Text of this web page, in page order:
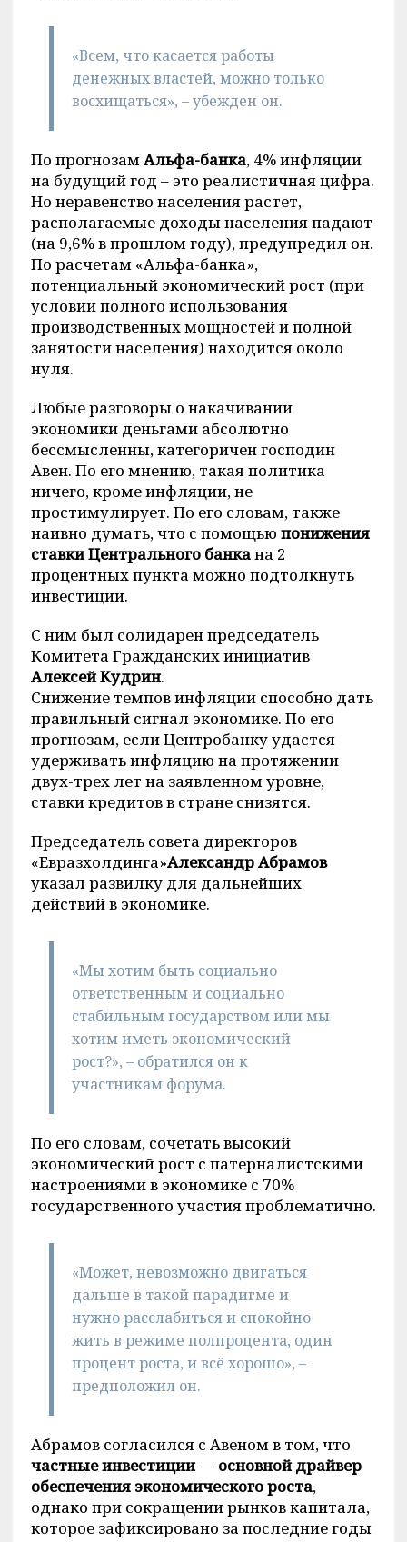
«Всем, что касается работы
денежных властей, можно только
восхищаться», – убежден он.
По прогнозамАльфа-банка, 4% инфляции
на будущий год – это реалистичная цифра.
Но неравенство населения растет,
располагаемые доходы населения падают
(на 9,6% в прошлом году), предупредил он.
По расчетам «Альфа-банка»,
потенциальный экономический рост (при
условии полного использования
производственных мощностей и полной
занятости населения) находится около
нуля.
Любые разговоры о накачивании
экономики деньгами абсолютно
бессмысленны, категоричен господин
Авен. По его мнению, такая политика
ничего, кроме инфляции, не
простимулирует. По его словам, также
наивно думать, что с помощью понижения
ставки Центрального банкана 2
процентных пункта можно подтолкнуть
инвестиции.
С ним был солидарен председатель
Комитета Гражданских инициатив
Алексей Кудрин.
Снижение темпов инфляции способно дать
правильный сигнал экономике. По его
прогнозам, если Центробанку удастся
удерживать инфляцию на протяжении
двух-трех лет на заявленном уровне,
ставки кредитов в стране снизятся.
Председатель совета директоров
«Евразхолдинга»Александр Абрамов
указал развилку для дальнейших
действий в экономике.
«Мы хотим быть социально
ответственным и социально
стабильным государством или мы
хотим иметь экономический
рост?», – обратился он к
участникам форума.
По его словам, сочетать высокий
экономический рост с патерналистскими
настроениями в экономике с 70%
государственного участия проблематично.
«Может, невозможно двигаться
дальше в такой парадигме и
нужно расслабиться и спокойно
жить в режиме полпроцента, один
процент роста, и всё хорошо», –
предположил он.
Абрамов согласился с Авеном в том, что
частные инвестиции— основной драйвер
обеспечения экономического роста,
однако при сокращении рынков капитала,
которое зафиксировано за последние годы